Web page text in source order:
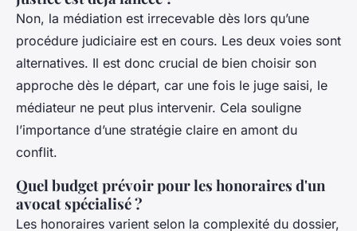
Non, la médiation est irrecevable dès lors qu’une
procédure judiciaire est en cours. Les deux voies sont
alternatives. Il est donc crucial de bien choisir son
approche dès le départ, car une fois le juge saisi, le
médiateur ne peut plus intervenir. Cela souligne
l’importance d’une stratégie claire en amont du
conflit.
Quel budget prévoir pour les honoraires d'un
avocat spécialisé ?
Les honoraires varient selon la complexité du dossier,